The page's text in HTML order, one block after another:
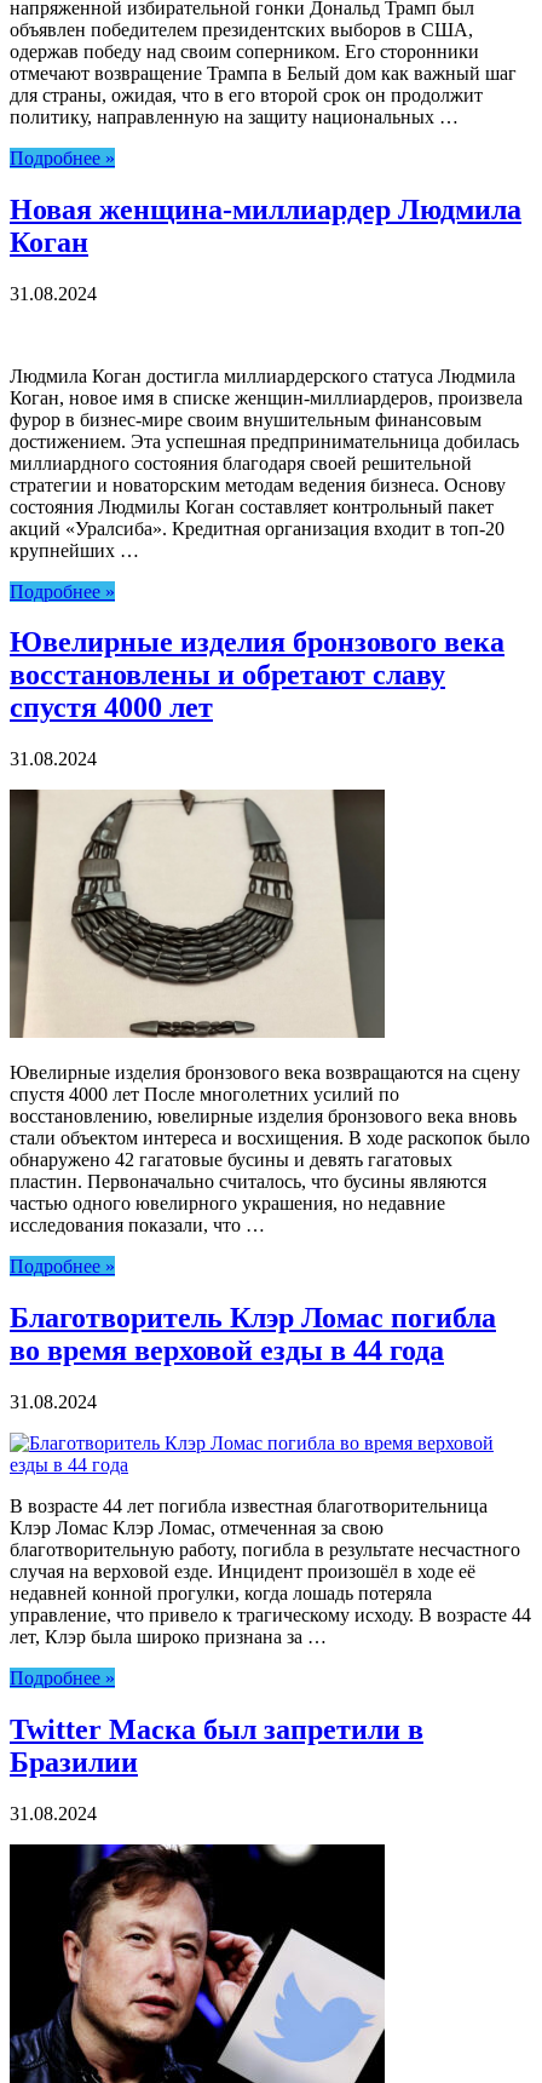
напряженной избирательной гонки Дональд Трамп был
объявлен победителем президентских выборов в США,
одержав победу над своим соперником. Его сторонники
отмечают возвращение Трампа в Белый дом как важный шаг
для страны, ожидая, что в его второй срок он продолжит
политику, направленную на защиту национальных …
Подробнее »
Новая женщина-миллиардер Людмила
Коган
31.08.2024
Людмила Коган достигла миллиардерского статуса Людмила
Коган, новое имя в списке женщин-миллиардеров, произвела
фурор в бизнес-мире своим внушительным финансовым
достижением. Эта успешная предпринимательница добилась
миллиардного состояния благодаря своей решительной
стратегии и новаторским методам ведения бизнеса. Основу
состояния Людмилы Коган составляет контрольный пакет
акций «Уралсиба». Кредитная организация входит в топ-20
крупнейших …
Подробнее »
Ювелирные изделия бронзового века
восстановлены и обретают славу
спустя 4000 лет
31.08.2024
Ювелирные изделия бронзового века возвращаются на сцену
спустя 4000 лет После многолетних усилий по
восстановлению, ювелирные изделия бронзового века вновь
стали объектом интереса и восхищения. В ходе раскопок было
обнаружено 42 гагатовые бусины и девять гагатовых
пластин. Первоначально считалось, что бусины являются
частью одного ювелирного украшения, но недавние
исследования показали, что …
Подробнее »
Благотворитель Клэр Ломас погибла
во время верховой езды в 44 года
31.08.2024
В возрасте 44 лет погибла известная благотворительница
Клэр Ломас Клэр Ломас, отмеченная за свою
благотворительную работу, погибла в результате несчастного
случая на верховой езде. Инцидент произошёл в ходе её
недавней конной прогулки, когда лошадь потеряла
управление, что привело к трагическому исходу. В возрасте 44
лет, Клэр была широко признана за …
Подробнее »
Twitter Маска был запретили в
Бразилии
31.08.2024